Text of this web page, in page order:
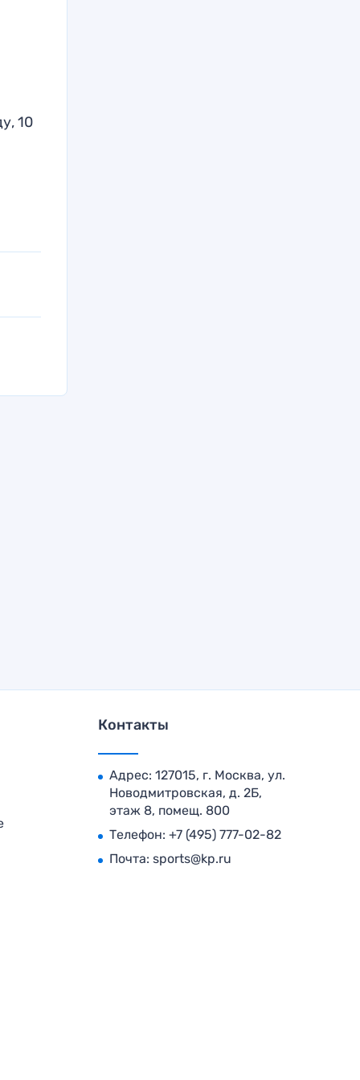
10
Контакты
Адрес: 127015, г. Москва, ул.
Новодмитровская, д. 2Б,
этаж 8, помещ. 800
Телефон: +7 (495) 777-02-82
Почта: sports@kp.ru